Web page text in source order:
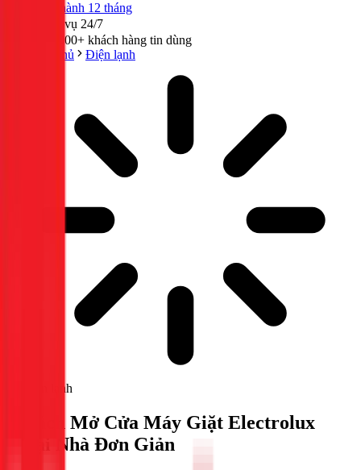
Bảo hành 12 tháng
Phục vụ 24/7
300,000+ khách hàng tin dùng
Trang chủ
Điện lạnh
Điện lạnh
Cách Mở Cửa Máy Giặt Electrolux
Tại Nhà Đơn Giản